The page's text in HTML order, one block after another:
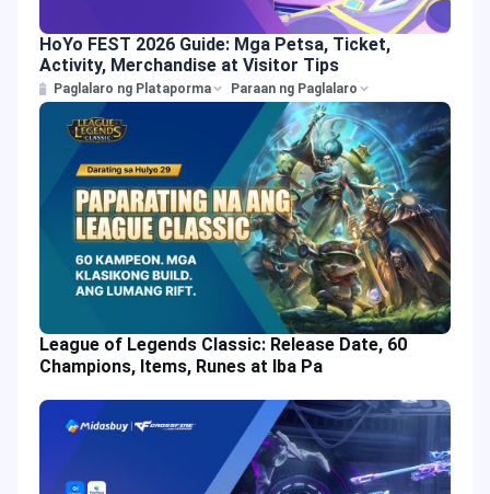
HoYo FEST 2026 Guide: Mga Petsa, Ticket,
Activity, Merchandise at Visitor Tips
Paglalaro ng Plataporma Paraan ng Paglalaro
League of Legends Classic: Release Date, 60
Champions, Items, Runes at Iba Pa